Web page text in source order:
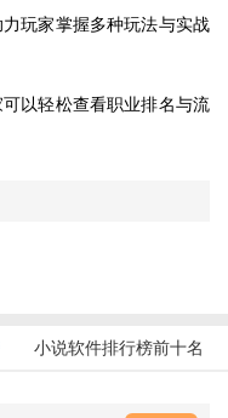
玩家掌握多种玩法与实战
以轻松查看职业排名与流
小说软件排行榜前十名